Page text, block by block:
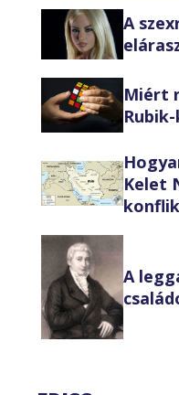
A
Miért
Kelet
A